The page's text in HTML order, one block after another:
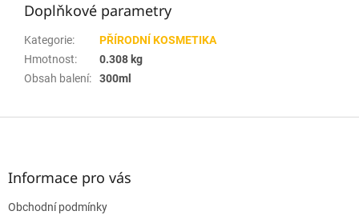
Doplňkové parametry
Kategorie:
PŘÍRODNÍ KOSMETIKA
Hmotnost:
0.308 kg
Obsah balení: 300ml
Z
Informace pro vás
Obchodní podmínky